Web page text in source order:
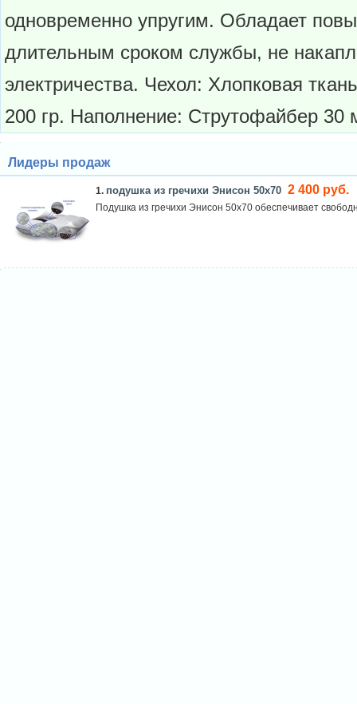
одновременно упругим. Обладает
длительным сроком службы, не
электричества. Чехол: Хлопковая
200 гр. Наполнение: Струтофайбер 30
Лидеры продаж
1. подушка из гречихи Энисон 50х70 2 400 руб.
Подушка из гречихи Энисон 50х70 обеспечивает